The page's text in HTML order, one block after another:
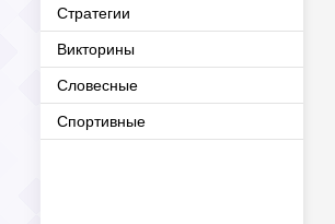
Стратегии
Викторины
Словесные
Спортивные